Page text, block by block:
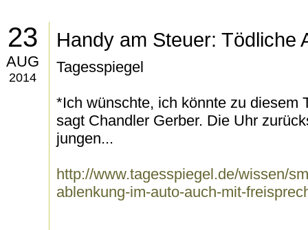
23
AUG
2014
Handy am Steuer: Tödliche
Tagesspiegel
*Ich wünschte, ich könnte zu diesem
sagt Chandler Gerber. Die Uhr
jungen...
http://www.tagesspiegel.de/wissen/
ablenkung-im-auto-auch-mit-